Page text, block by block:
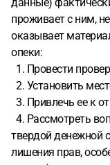
проживает с ним,
оказывает
опеки:
1. Провести
2. Установить
3. Привлечь ее к
4. Рассмотреть
твердой денежной
лишения прав,